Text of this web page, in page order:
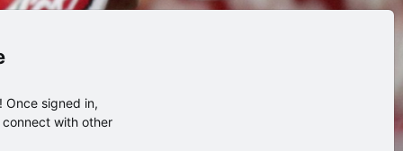
Once signed in,
with other